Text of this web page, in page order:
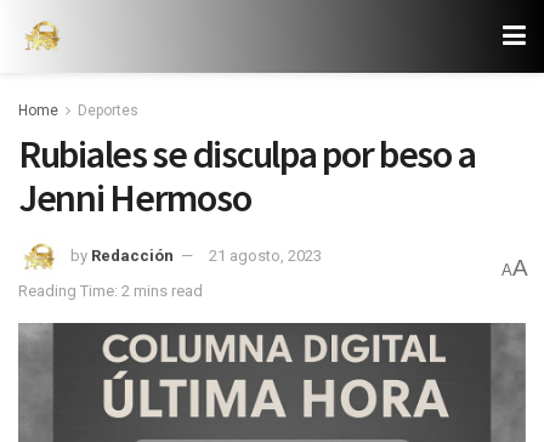
Home Deportes
Rubiales se disculpa por beso a
Jenni Hermoso
by Redacción
21 agosto, 2023
Reading Time: 2 mins read
AA